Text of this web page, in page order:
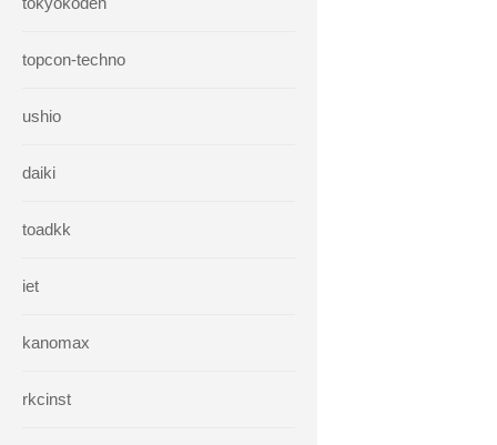
topcon-techno
ushio
daiki
toadkk
iet
kanomax
rkcinst